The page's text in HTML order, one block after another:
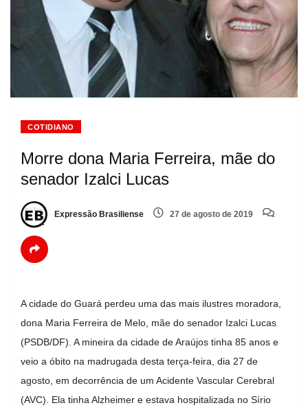
COTIDIANO
Morre dona Maria Ferreira, mãe do
senador Izalci Lucas
Expressão Brasiliense 27 de agosto de 2019
A cidade do Guará perdeu uma das mais ilustres moradora,
dona Maria Ferreira de Melo, mãe do senador Izalci Lucas
(PSDB/DF). A mineira da cidade de Araújos tinha 85 anos e
veio a óbito na madrugada desta terça-feira, dia 27 de
agosto, em decorrência de um Acidente Vascular Cerebral
(AVC). Ela tinha Alzheimer e estava hospitalizada no Sírio